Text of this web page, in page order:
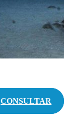
CONSULTAR